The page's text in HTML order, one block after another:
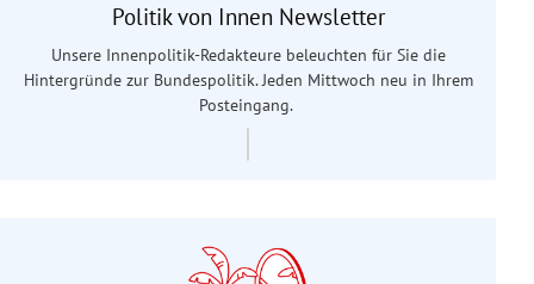
Politik von Innen Newsletter
Unsere Innenpolitik-Redakteure beleuchten für Sie die
Hintergründe zur Bundespolitik. Jeden Mittwoch neu in Ihrem
Posteingang.